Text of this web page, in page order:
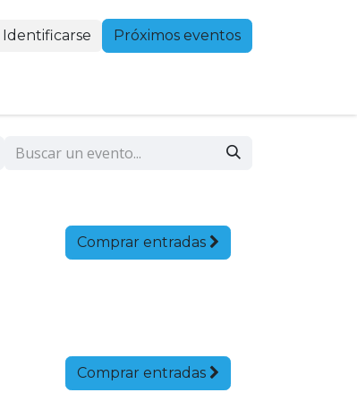
Identificarse Próximos eventos
Comprar entradas
Comprar entradas